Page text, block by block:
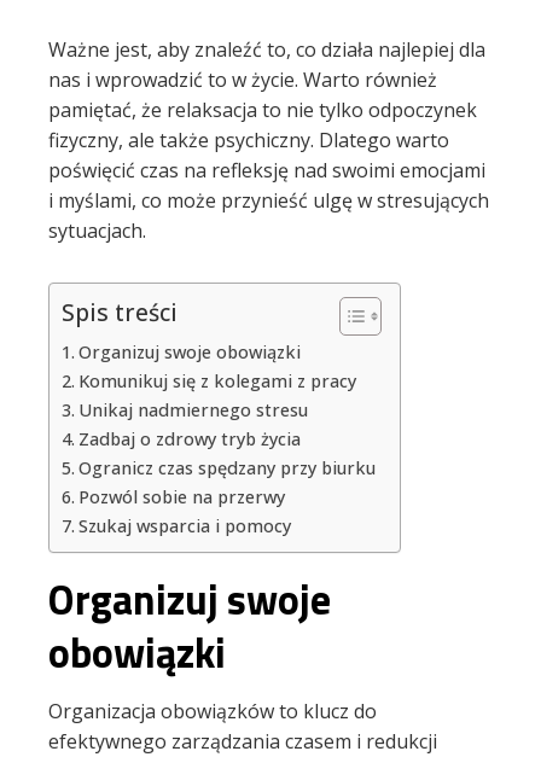
Ważne jest, aby znaleźć to, co działa najlepiej dla
nas i wprowadzić to w życie. Warto również
pamiętać, że relaksacja to nie tylko odpoczynek
fizyczny, ale także psychiczny. Dlatego warto
poświęcić czas na refleksję nad swoimi emocjami
i myślami, co może przynieść ulgę w stresujących
sytuacjach.
Spis treści
Organizuj swoje obowiązki
Komunikuj się z kolegami z pracy
Unikaj nadmiernego stresu
Zadbaj o zdrowy tryb życia
Ogranicz czas spędzany przy biurku
Pozwól sobie na przerwy
Szukaj wsparcia i pomocy
Organizuj swoje
obowiązki
Organizacja obowiązków to klucz do
efektywnego zarządzania czasem i redukcji